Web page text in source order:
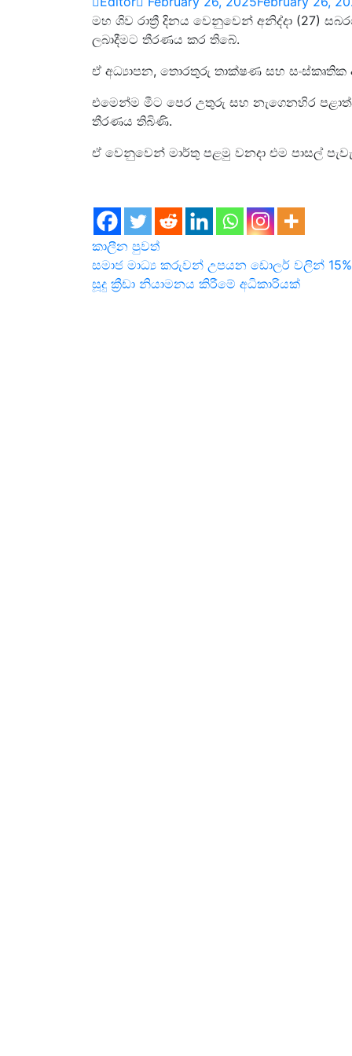
මහ ශිව රාත්‍රී දිනය වෙනුවෙන් අනිද්දා (27)
ලබාදීමට තීරණය කර තිබේ.
ඒ අධ්‍යාපන, තොරතුරු තාක්ෂණ සහ සංස්කෘතික
එමෙන්ම මීට පෙර උතුරු සහ නැගෙනහිර
තීරණය තිබිණි.
ඒ වෙනුවෙන් මාර්තු පළමු වනදා එම පාසල්
කාලීන පුවත්
Post
navigation
සමාජ මාධ්‍ය කරුවන් උපයන ඩොලර් වලින්
සූදු ක්‍රීඩා නියාමනය කිරීමේ අධිකාරියක්